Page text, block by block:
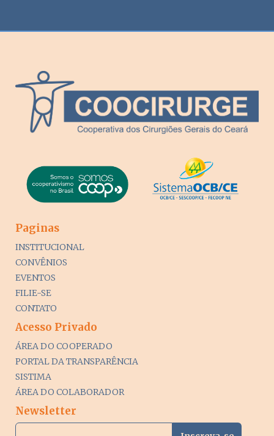
Paginas
INSTITUCIONAL
CONVÊNIOS
EVENTOS
FILIE-SE
CONTATO
Acesso Privado
ÁREA DO COOPERADO
PORTAL DA TRANSPARÊNCIA
SISTIMA
ÁREA DO COLABORADOR
Newsletter